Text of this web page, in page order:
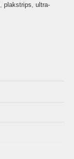
plakstrips ultra-